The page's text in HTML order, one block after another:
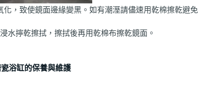
，致使鏡面邊緣變黑。如有潮溼請儘速用乾棉擦乾避
水擰乾擦拭，擦拭後再用乾棉布擦乾鏡面。
浴缸的保養與維護